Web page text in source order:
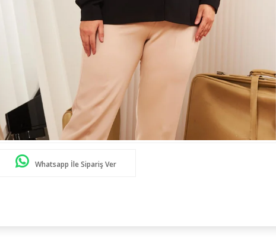
Whatsapp İle Sipariş Ver